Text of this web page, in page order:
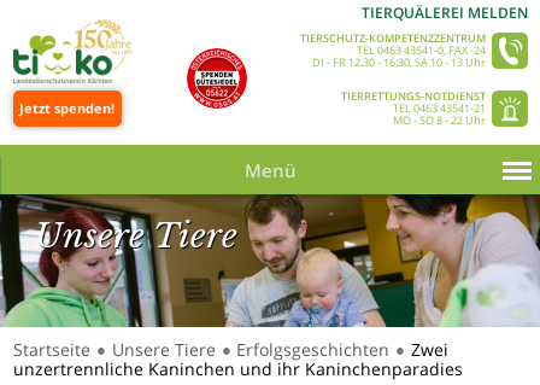
Jetzt spenden!
TIERQUÄLEREI MELDEN
TIERSCHUTZ-KOMPETENZZENTRUM
TEL 0463 43541-0, FAX -24
DI - FR 12.30 - 16:30, SA 10 - 13 Uhr
TIERRETTUNGS-NOTDIENST
TEL 0463 43541-21
MO - SO 8 - 22 Uhr
Menü
Unsere Tiere_Slider 350 © Tine Steinthaler
Unsere Tiere
Startseite ● Unsere Tiere ● Erfolgsgeschichten ● Zwei
unzertrennliche Kaninchen und ihr Kaninchenparadies